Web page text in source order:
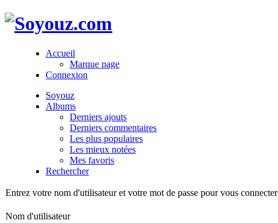
Accueil
Marque page
Connexion
Soyouz
Albums
Derniers ajouts
Derniers commentaires
Les plus populaires
Les mieux notées
Mes favoris
Rechercher
Entrez votre nom d'utilisateur et votre mot de passe pour vous connecter
Nom d'utilisateur